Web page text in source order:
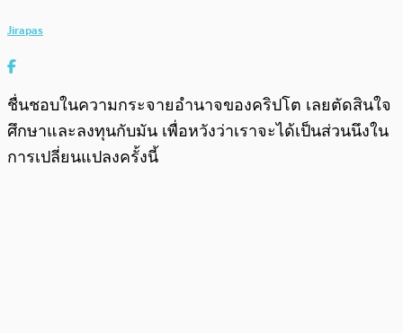
Jirapas
ชื่นชอบในความกระจายอำนาจของคริปโต เลยตัดสินใจ
ศึกษาและลงทุนกับมัน เพื่อหวังว่าเราจะได้เป็นส่วนนึงใน
การเปลี่ยนแปลงครั้งนี้